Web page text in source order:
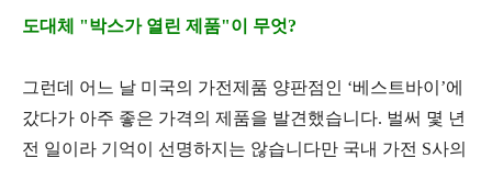
도대체 "박스가 열린 제품"이 무엇?
그런데 어느 날 미국의 가전제품 양판점인 ‘베스트바이 ’에
갔다가 아주 좋은 가격의 제품을 발견했습니다. 벌써 몇 년
전 일이라 기억이 선명하지는 않습니다만 국내 가전 S사의